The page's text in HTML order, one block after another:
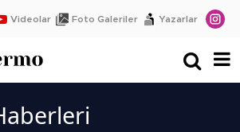
Videolar Foto Galeriler Yazarlar